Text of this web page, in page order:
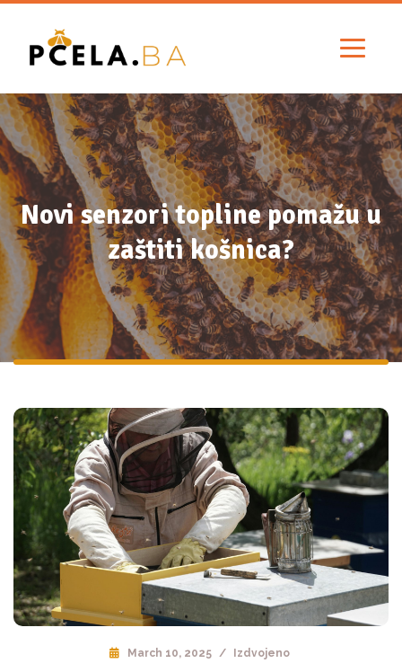
Novi senzori topline pomažu u
zaštiti košnica?
March 10, 2025 / Izdvojeno